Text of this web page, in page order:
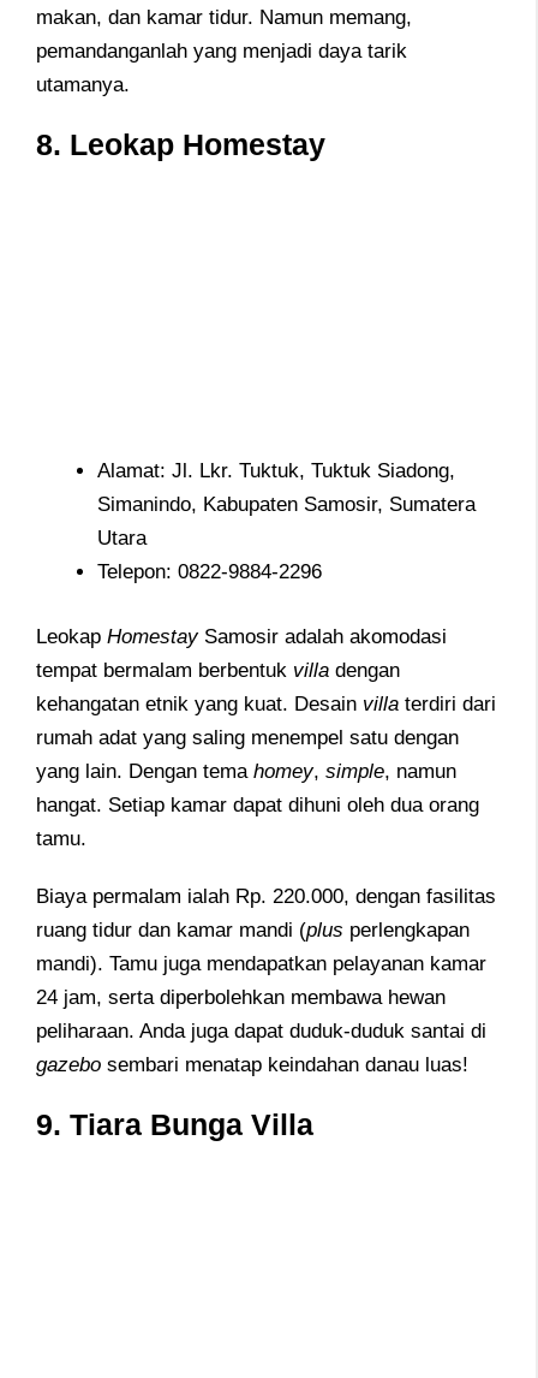
makan, dan kamar tidur. Namun memang,
pemandanganlah yang menjadi daya tarik
utamanya.
8. Leokap Homestay
Alamat: Jl. Lkr. Tuktuk, Tuktuk Siadong,
Simanindo, Kabupaten Samosir, Sumatera
Utara
Telepon: 0822-9884-2296
Leokap HomestaySamosir adalah akomodasi
tempat bermalam berbentuk villa dengan
kehangatan etnik yang kuat. Desain villa terdiri dari
rumah adat yang saling menempel satu dengan
yang lain. Dengan tema homey, simple, namun
hangat. Setiap kamar dapat dihuni oleh dua orang
tamu.
Biaya permalam ialah Rp. 220.000, dengan fasilitas
ruang tidur dan kamar mandi (plus perlengkapan
mandi). Tamu juga mendapatkan pelayanan kamar
24 jam, serta diperbolehkan membawa hewan
peliharaan. Anda juga dapat duduk-duduk santai di
gazebo sembari menatap keindahan danau luas!
9. Tiara Bunga Villa